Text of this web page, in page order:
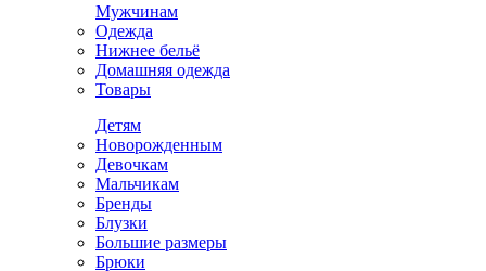
Мужчинам
Одежда
Нижнее бельё
Домашняя одежда
Товары
Детям
Новорожденным
Девочкам
Мальчикам
Бренды
Блузки
Большие размеры
Брюки